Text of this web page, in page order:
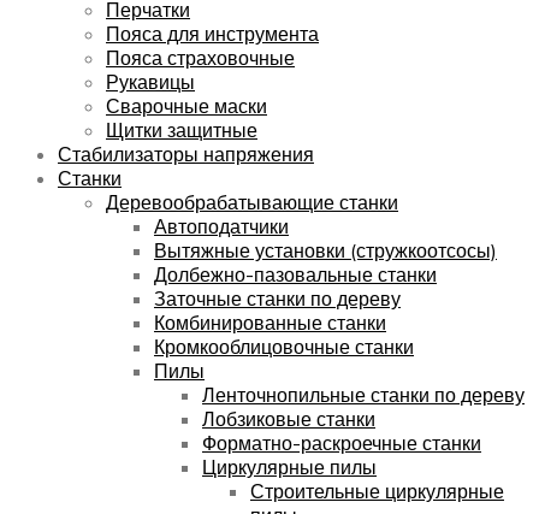
Перчатки
Пояса для инструмента
Пояса страховочные
Рукавицы
Сварочные маски
Щитки защитные
Стабилизаторы напряжения
Станки
Деревообрабатывающие станки
Автоподатчики
Вытяжные установки (стружкоотсосы)
Долбежно-пазовальные станки
Заточные станки по дереву
Комбинированные станки
Кромкооблицовочные станки
Пилы
Ленточнопильные станки по дереву
Лобзиковые станки
Форматно-раскроечные станки
Циркулярные пилы
Строительные циркулярные